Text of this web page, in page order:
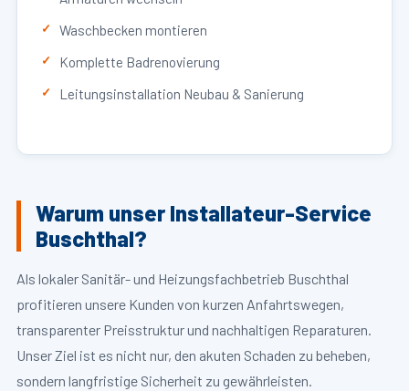
Waschbecken montieren
Komplette Badrenovierung
Leitungsinstallation Neubau & Sanierung
Warum unser Installateur-Service
Buschthal?
Als lokaler Sanitär- und Heizungsfachbetrieb Buschthal
profitieren unsere Kunden von kurzen Anfahrtswegen,
transparenter Preisstruktur und nachhaltigen Reparaturen.
Unser Ziel ist es nicht nur, den akuten Schaden zu beheben,
sondern langfristige Sicherheit zu gewährleisten.